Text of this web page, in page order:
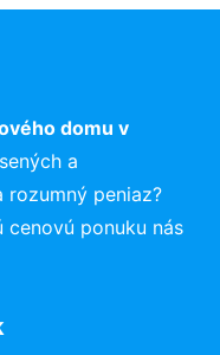
domu v
a
peniaz?
cenovú ponuku nás